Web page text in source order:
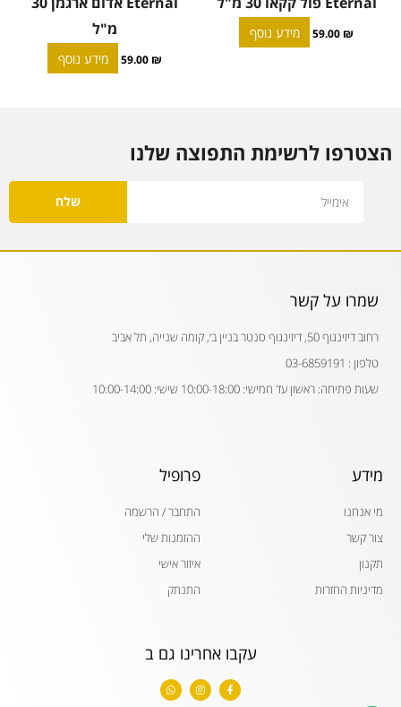
59.00 ₪ מידע נוסף
מ"ל
59.00 ₪ מידע נוסף
הצטרפו לרשימת התפוצה שלנו
שלח
שמרו על קשר
רחוב דיזינגוף 50, דיזינגוף סנטר בניין ב׳, קומה שנייה, תל אביב
טלפון : 03-6859191
שעות פתיחה: ראשון עד חמישי: 10:00-18:00 שישי: 10:00-14:00
מידע
מי אנחנו
צור קשר
תקנון
מדיניות החזרות
פרופיל
התחבר / הרשמה
ההזמנות שלי
איזור אישי
התנתק
עקבו אחרינו גם ב
F
a
c
I
n
s
W
h
a